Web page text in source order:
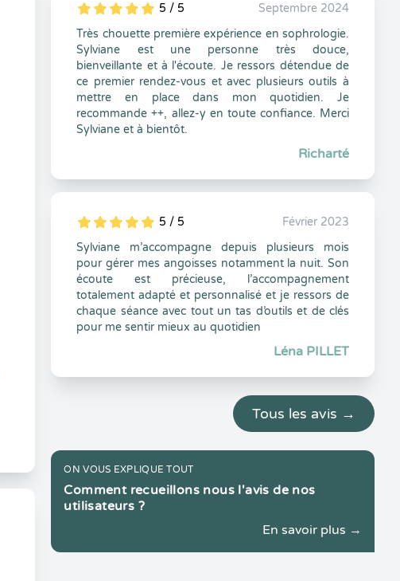
5
1
5
0 5 / 5
Septembre 2024
Très chouette première expérience en sophrologie.
Sylviane est une personne très douce,
bienveillante et à l'écoute. Je ressors détendue de
ce premier rendez-vous et avec plusieurs outils à
mettre en place dans mon quotidien. Je
recommande ++, allez-y en toute confiance. Merci
Sylviane et à bientôt.
Richarté
5
1
5
0 5 / 5
Février 2023
Sylviane m’accompagne depuis plusieurs mois
pour gérer mes angoisses notamment la nuit. Son
écoute est précieuse, l’accompagnement
totalement adapté et personnalisé et je ressors de
chaque séance avec tout un tas d’outils et de clés
pour me sentir mieux au quotidien
Léna PILLET
Tous les avis →
ON VOUS EXPLIQUE TOUT
Comment recueillons nous l'avis de nos
utilisateurs ?
En savoir plus →